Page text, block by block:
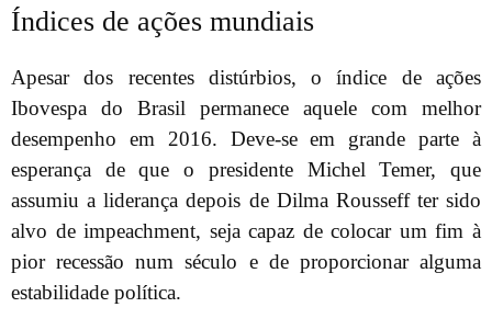
Índices de ações mundiais
Apesar dos recentes distúrbios, o índice de ações
Ibovespa do Brasil permanece aquele com melhor
desempenho em 2016. Deve-se em grande parte à
esperança de que o presidente Michel Temer, que
assumiu a liderança depois de Dilma Rousseff ter sido
alvo de impeachment, seja capaz de colocar um fim à
pior recessão num século e de proporcionar alguma
estabilidade política.